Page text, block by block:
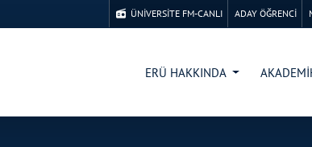
ÜNİVERSİTE FM-CANLI ADAY ÖĞRENCİ
ERÜ HAKKINDA